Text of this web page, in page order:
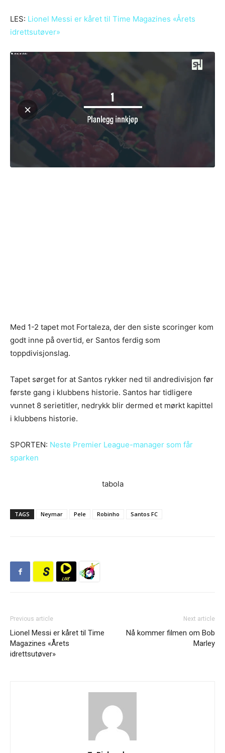
LES: Lionel Messi er kåret til Time Magazines «Årets
idrettsutøver»
Med 1-2 tapet mot Fortaleza, der den siste scoringer kom
godt inne på overtid, er Santos ferdig som
toppdivisjonslag.
Tapet sørget for at Santos rykker ned til andredivisjon før
første gang i klubbens historie. Santos har tidligere
vunnet 8 serietitler, nedrykk blir dermed et mørkt kapittel
i klubbens historie.
SPORTEN: Neste Premier League-manager som får
sparken
tabola
TAGS Neymar Pele Robinho Santos FC
Previous article
Lionel Messi er kåret til Time
Magazines «Årets
idrettsutøver»
Next article
Nå kommer filmen om Bob
Marley